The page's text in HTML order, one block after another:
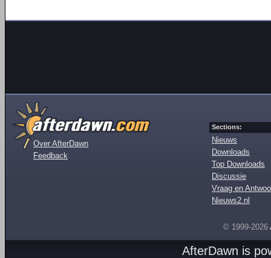
Over AfterDawn
Feedback
Sections:
Nieuws
Downloads
Top Downloads
Discussie
Vraag en
Nieuws2.nl
© 1999-2026
AfterDawn is